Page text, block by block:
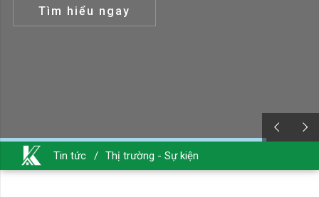
Tìm hiểu ngay
Tin tức / Thị trường - Sự kiện